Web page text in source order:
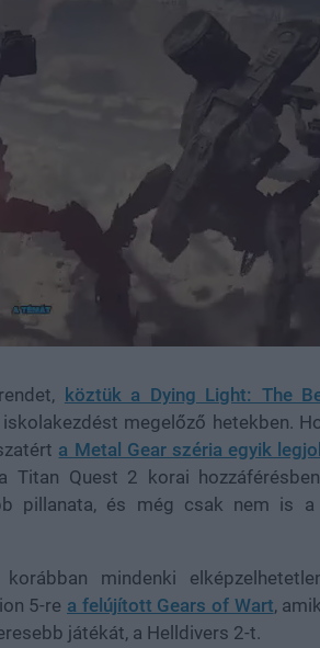
köztük a Dying Light: The
megelőző hetekben.
a Metal Gear széria egyik
Quest 2 korai
pillanata, és még csak nem is a
mindenki
5-re a felújított Gears of Wart,
játékát, a Helldivers 2-t.